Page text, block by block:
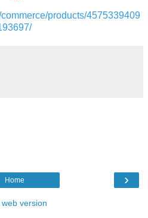
products/4575339409
›
Home
web version